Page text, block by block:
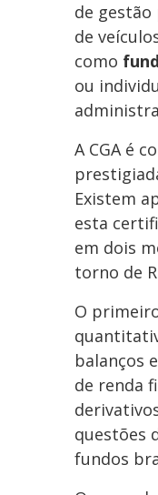
de
de
como
ou
A CGA é
Existem
esta
em dois
torno de
O
balanços
de renda
questões
fundos